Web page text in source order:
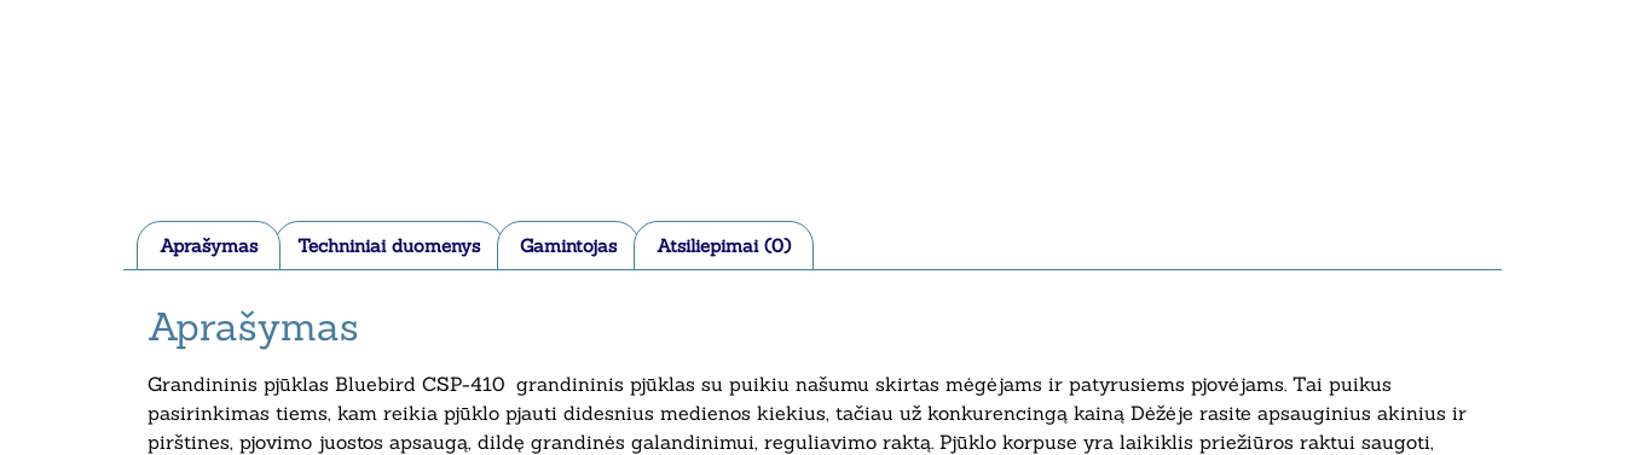
Aprašymas Techniniai duomenys Gamintojas Atsiliepimai (0)
Aprašymas
Grandininis pjūklas Bluebird CSP-410 grandininis pjūklas su puikiu našumu skirtas mėgėjams ir patyrusiems pjovėjams. Tai puikus
pasirinkimas tiems, kam reikia pjūklo pjauti didesnius medienos kiekius, tačiau už konkurencingą kainą Dėžėje rasite apsauginius akinius ir
pirštines, pjovimo juostos apsaugą, dildę grandinės galandinimui, reguliavimo raktą. Pjūklo korpuse yra laikiklis priežiūros raktui saugoti,